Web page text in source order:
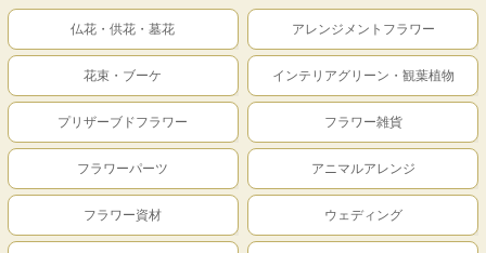
仏花・供花・墓花 アレンジメントフラワー
花束・ブーケ インテリアグリーン・観葉植物
プリザーブドフラワー フラワー雑貨
フラワーパーツ アニマルアレンジ
フラワー資材 ウェディング